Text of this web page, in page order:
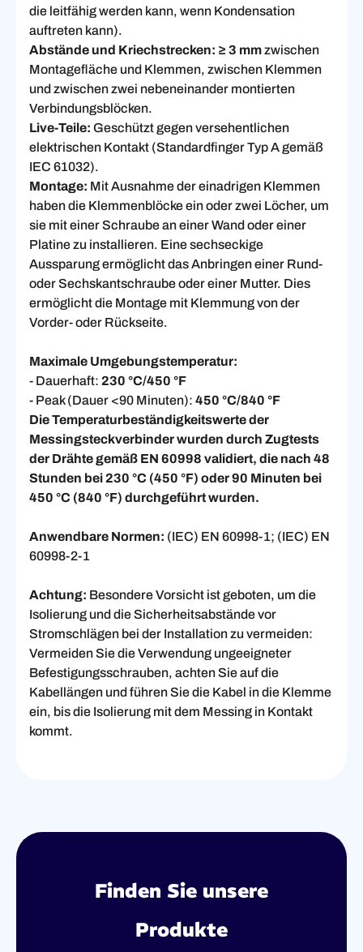
die leitfähig werden kann, wenn Kondensation
auftreten kann).
Abstände und Kriechstrecken: ≥ 3 mmzwischen
Montagefläche und Klemmen, zwischen Klemmen
und zwischen zwei nebeneinander montierten
Verbindungsblöcken.
Live-Teile: Geschützt gegen versehentlichen
elektrischen Kontakt (Standardfinger Typ A gemäß
IEC 61032).
Montage: Mit Ausnahme der einadrigen Klemmen
haben die Klemmenblöcke ein oder zwei Löcher, um
sie mit einer Schraube an einer Wand oder einer
Platine zu installieren. Eine sechseckige
Aussparung ermöglicht das Anbringen einer Rund-
oder Sechskantschraube oder einer Mutter. Dies
ermöglicht die Montage mit Klemmung von der
Vorder- oder Rückseite.
Maximale Umgebungstemperatur:
- Dauerhaft: 230 °C/450 °F
- Peak (Dauer <90 Minuten): 450 °C/840 °F
Die Temperaturbeständigkeitswerte der
Messingsteckverbinder wurden durch Zugtests
der Drähte gemäß EN 60998 validiert, die nach 48
Stunden bei 230 °C (450 °F) oder 90 Minuten bei
450 °C (840 °F) durchgeführt wurden.
Anwendbare Normen: (IEC) EN 60998-1; (IEC) EN
60998-2-1
Achtung: Besondere Vorsicht ist geboten, um die
Isolierung und die Sicherheitsabstände vor
Stromschlägen bei der Installation zu vermeiden:
Vermeiden Sie die Verwendung ungeeigneter
Befestigungsschrauben, achten Sie auf die
Kabellängen und führen Sie die Kabel in die Klemme
ein, bis die Isolierung mit dem Messing in Kontakt
kommt.
Finden Sie unsere
Produkte